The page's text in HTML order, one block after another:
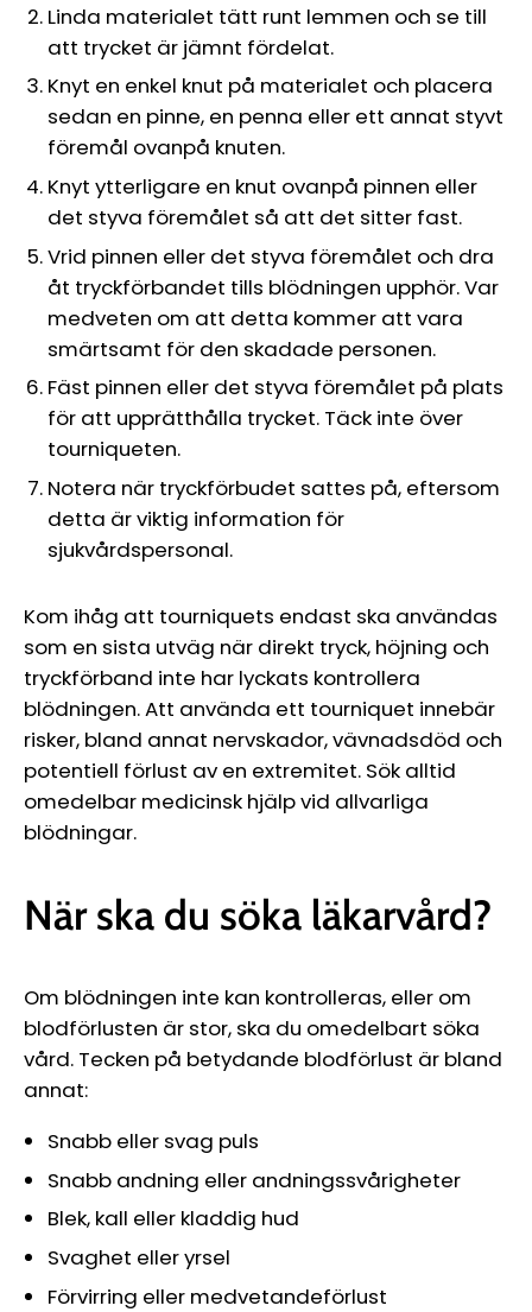
Linda materialet tätt runt lemmen och se till
att trycket är jämnt fördelat.
Knyt en enkel knut på materialet och placera
sedan en pinne, en penna eller ett annat styvt
föremål ovanpå knuten.
Knyt ytterligare en knut ovanpå pinnen eller
det styva föremålet så att det sitter fast.
Vrid pinnen eller det styva föremålet och dra
åt tryckförbandet tills blödningen upphör. Var
medveten om att detta kommer att vara
smärtsamt för den skadade personen.
Fäst pinnen eller det styva föremålet på plats
för att upprätthålla trycket. Täck inte över
tourniqueten.
Notera när tryckförbudet sattes på, eftersom
detta är viktig information för
sjukvårdspersonal.
Kom ihåg att tourniquets endast ska användas
som en sista utväg när direkt tryck, höjning och
tryckförband inte har lyckats kontrollera
blödningen. Att använda ett tourniquet innebär
risker, bland annat nervskador, vävnadsdöd och
potentiell förlust av en extremitet. Sök alltid
omedelbar medicinsk hjälp vid allvarliga
blödningar.
När ska du söka läkarvård?
Om blödningen inte kan kontrolleras, eller om
blodförlusten är stor, ska du omedelbart söka
vård. Tecken på betydande blodförlust är bland
annat:
Snabb eller svag puls
Snabb andning eller andningssvårigheter
Blek, kall eller kladdig hud
Svaghet eller yrsel
Förvirring eller medvetandeförlust